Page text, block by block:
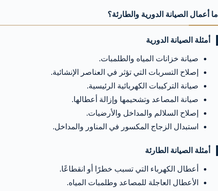
ما أعمال الصيانة الدورية والطارئة؟
أمثلة الصيانة الدورية
صيانة خزانات المياه والطلمبات.
إصلاح التسربات التي تؤثر في العناصر الإنشائية.
صيانة التركيبات الكهربائية الرئيسية.
صيانة المصاعد وتشحيمها وإزالة أعطالها.
إصلاح السلالم والمداخل والأرضيات.
استبدال الزجاج المكسور في المناور والمداخل.
أمثلة الصيانة الطارئة
أعطال الكهرباء التي تسبب خطرًا أو انقطاعًا.
الأعطال العاجلة للمصاعد وطلمبات المياه.